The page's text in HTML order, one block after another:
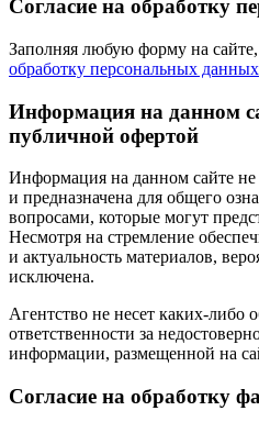
Согласие на обработку
Заполняя любую форму на сайте,
обработку персональных данных
Информация на данном
публичной офертой
Информация на данном сайте не
и предназначена для общего
вопросами, которые могут
Несмотря на стремление
и актуальность материалов,
исключена.
Агентство не несет каких-либо
ответственности за
информации, размещенной на
Cогласие на обработку